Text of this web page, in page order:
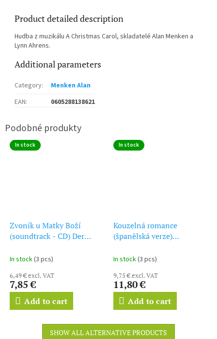
Product detailed description
Hudba z muzikálu A Christmas Carol, skladatelé Alan Menken a
Lynn Ahrens.
Additional parameters
Category:
Menken Alan
EAN: 0605288138621
In stock
Zvoník u Matky Boží
(soundtrack - CD) Der
In stock(3 pcs)
6,49 € excl. VAT
7,85 €
Add to cart
In stock
Kouzelná romance
(španělská verze)
Encantada - Enchanted
In stock(3 pcs)
9,75 € excl. VAT
11,80 €
Add to cart
SHOW ALL ALTERNATIVE PRODUCTS